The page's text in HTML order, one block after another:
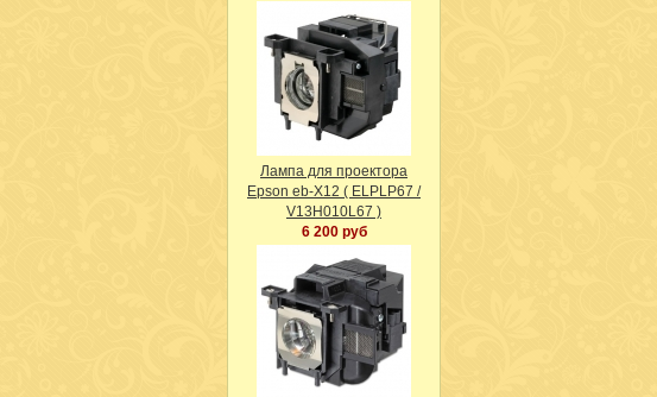
Лампа для проектора
Epson eb-X12 ( ELPLP67 /
V13H010L67 )
6 200 руб